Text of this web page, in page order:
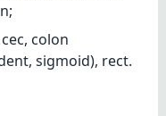
colon
sigmoid), rect.